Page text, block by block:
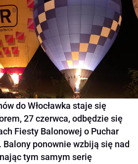
do Włocławka staje się
27 czerwca, odbędzie się
Fiesty Balonowej o Puchar
ponownie wzbiją się nad
tym samym serię